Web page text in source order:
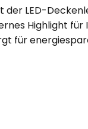
der LED-
Highlight für
für
Ob im
Sie sich
Statement in